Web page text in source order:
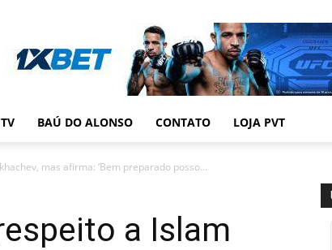
BAÚ DO ALONSO CONTATO LOJA PVT
mas afirma: ‘Bem preparado posso...
a Islam